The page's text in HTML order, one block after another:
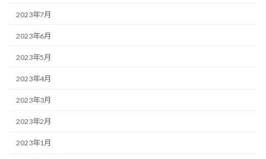
2023年7月
2023年6月
2023年5月
2023年4月
2023年3月
2023年2月
2023年1月